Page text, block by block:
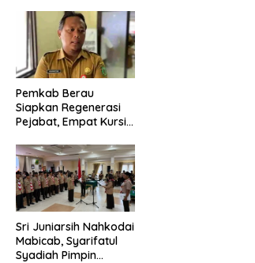
Pemkab Berau
Siapkan Regenerasi
Pejabat, Empat Kursi
Diisi
Sri Juniarsih Nahkodai
Mabicab, Syarifatul
Syadiah Pimpin